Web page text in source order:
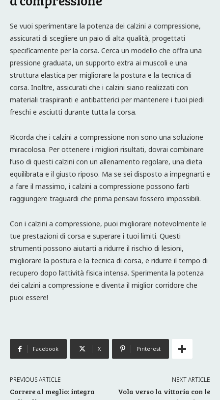
Se vuoi sperimentare la potenza dei calzini a compressione,
assicurati di scegliere un paio di alta qualità, progettati
specificamente per la corsa. Cerca un modello che offra una
pressione graduata, un supporto extra ai muscoli e una
struttura elastica per migliorare la postura e la tecnica di
corsa. Inoltre, assicurati che i calzini siano realizzati con
materiali traspiranti e antibatterici per mantenere i tuoi piedi
freschi e asciutti durante tutta la corsa.
Ricorda che i calzini a compressione non sono una soluzione
miracolosa. Per ottenere i migliori risultati, dovrai combinare
l’uso di questi calzini con un allenamento regolare, una dieta
equilibrata e il giusto riposo. Ma se sei disposto a impegnarti e
a fare il massimo, i calzini a compressione possono farti
raggiungere traguardi che prima pensavi fossero impossibili.
Con i calzini a compressione, puoi migliorare notevolmente le
tue prestazioni di corsa e superare i tuoi limiti. Questi
strumenti possono aiutarti a ridurre il rischio di lesioni,
migliorare la postura e la tecnica di corsa, e ridurre il tempo di
recupero dopo l’attività fisica intensa. Sperimenta la potenza
dei calzini a compressione e diventa il miglior corridore che
puoi essere!
Facebook X Pinterest
PREVIOUS ARTICLE
Correre al meglio: integra
NEXT ARTICLE
Vola verso la vittoria con le